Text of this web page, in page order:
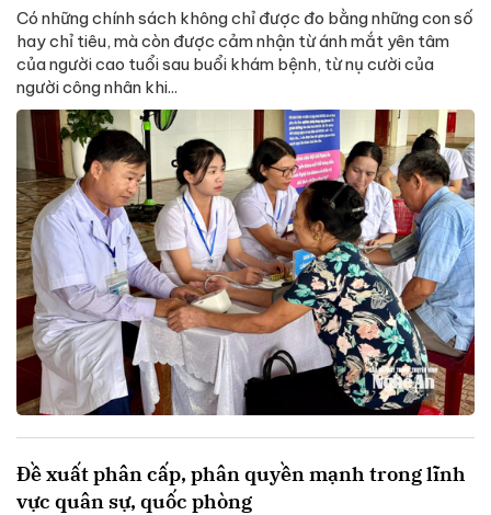
Có những chính sách không chỉ được đo bằng những con số
hay chỉ tiêu, mà còn được cảm nhận từ ánh mắt yên tâm
của người cao tuổi sau buổi khám bệnh, từ nụ cười của
người công nhân khi...
Đề xuất phân cấp, phân quyền mạnh trong lĩnh
vực quân sự, quốc phòng